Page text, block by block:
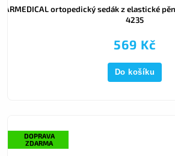
ARMEDICAL ortopedický sedák z elastické
4235
569 Kč
Do košíku
DOPRAVA
ZDARMA